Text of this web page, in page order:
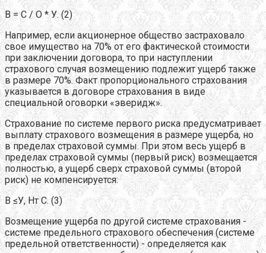
В = С / О * У. (2)
Например, если акционерное общество застраховало
свое имущество на 70% от его фактической стоимости
при заключении договора, то при наступлении
страхового случая возмещению подлежит ущерб также
в размере 70%. Факт пропорционального страхования
указывается в договоре страхования в виде
специальной оговорки «эверидж».
Страхование по системе первого риска предусматривает
выплату страхового возмещения в размере ущерба, но
в пределах страховой суммы. При этом весь ущерб в
пределах страховой суммы (первый риск) возмещается
полностью, а ущерб сверх страховой суммы (второй
риск) не компенсируется:
В ≤У, Нт С. (3)
Возмещение ущерба по другой системе страхования -
системе предельного страхового обеспечения (системе
предельной ответственности) - определяется как